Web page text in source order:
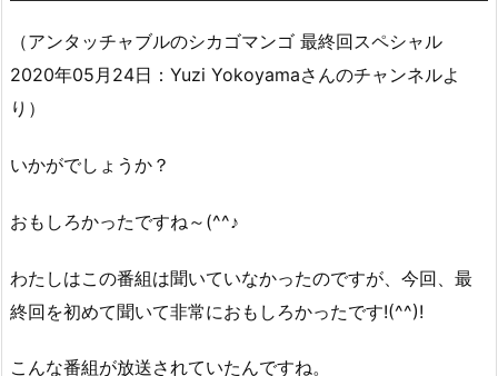
（アンタッチャブルのシカゴマンゴ 最終回スペシャル
2020年05月24日：Yuzi Yokoyamaさんのチャンネルよ
り）
いかがでしょうか？
おもしろかったですね～(^^♪
わたしはこの番組は聞いていなかったのですが、今回、最
終回を初めて聞いて非常におもしろかったです!(^^)!
こんな番組が放送されていたんですね。